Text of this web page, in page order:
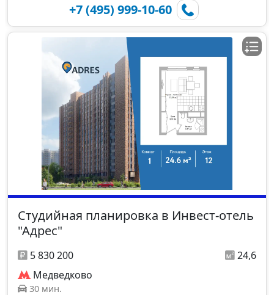
+7 (495) 999-10-60
Студийная планировка в Инвест-отель
"Адрес"
5 830 200
24,6
Медведково
30 мин.